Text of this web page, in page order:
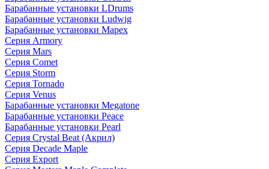
Барабанные установки LDrums
Барабанные установки Ludwig
Барабанные установки Mapex
Серия Armory
Серия Mars
Серия Comet
Серия Storm
Серия Tornado
Серия Venus
Барабанные установки Megatone
Барабанные установки Peace
Барабанные установки Pearl
Серия Crystal Beat (Акрил)
Серия Decade Maple
Серия Export